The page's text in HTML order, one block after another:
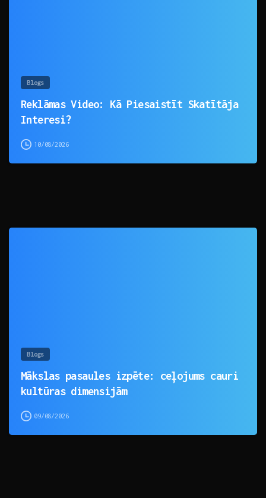
Blogs
Reklāmas Video: Kā Piesaistīt Skatītāja
Interesi?
10/08/2026
Blogs
Mākslas pasaules izpēte: ceļojums cauri
kultūras dimensijām
09/08/2026